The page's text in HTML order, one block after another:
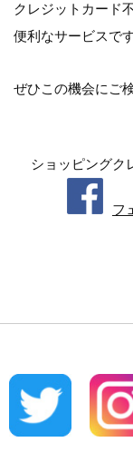
クレジットカード
便利なサービスです
ぜひこの機会にご
ショッピングク
フ